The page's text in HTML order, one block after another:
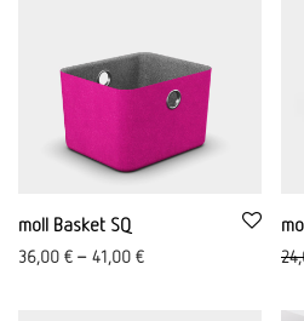
moll Basket SQ
36,00 € – 41,00 €